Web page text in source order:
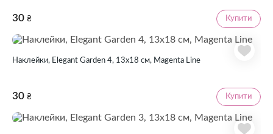
30 ₴ Купити
Наклейки, Elegant Garden 4, 13х18 см, Magenta Line
30 ₴ Купити